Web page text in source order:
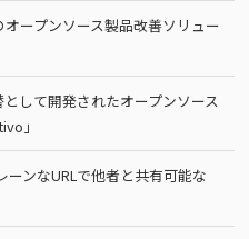
ープンソース製品改善ソリュー
して開発されたオープンソース
」
ンなURLで他者と共有可能な